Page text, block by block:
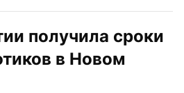
получила сроки
в Новом